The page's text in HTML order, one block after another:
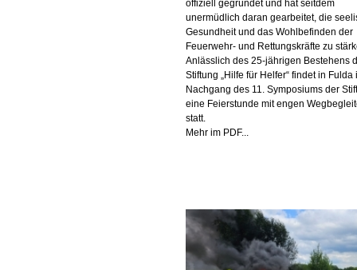
offiziell gegründet und hat seitdem
unermüdlich daran gearbeitet, die
Gesundheit und das Wohlbefinden der
Feuerwehr- und Rettungskräfte zu
Anlässlich des 25-jährigen Bestehens
Stiftung „Hilfe für Helfer“ findet in Fulda
Nachgang des 11. Symposiums der
eine Feierstunde mit engen
statt.
Mehr im PDF...